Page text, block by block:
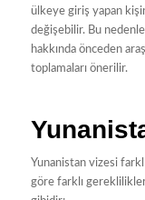
ülkeye giriş yapan
değişebilir. Bu
hakkında önceden
toplamaları önerilir.
Yunanistan vizesi
göre farklı